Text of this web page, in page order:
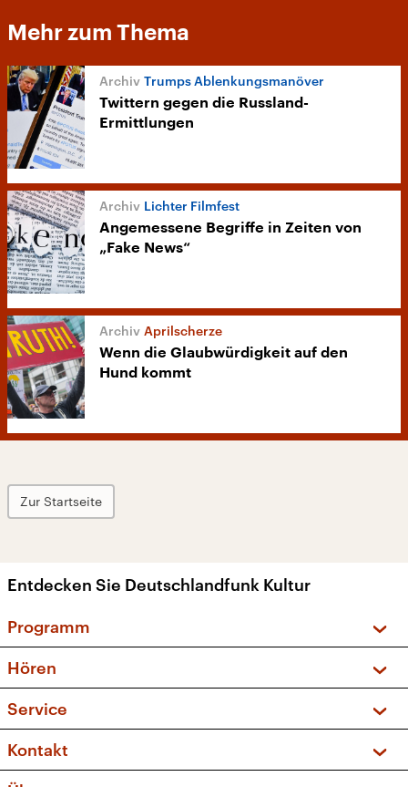
Mehr zum Thema
Trumps Ablenkungsmanöver
Twittern gegen die Russland-
Ermittlungen
Lichter Filmfest
Angemessene Begriffe in Zeiten von
„Fake News“
Aprilscherze
Wenn die Glaubwürdigkeit auf den
Hund kommt
Zur Startseite
Entdecken Sie Deutschlandfunk Kultur
Programm
Sendungen und Podcasts
Musikliste
Kakadu – Das Kinderprogramm
Hören
Frequenzen (UKW + DAB+)
Service
FAQ
Apps
Kontakt